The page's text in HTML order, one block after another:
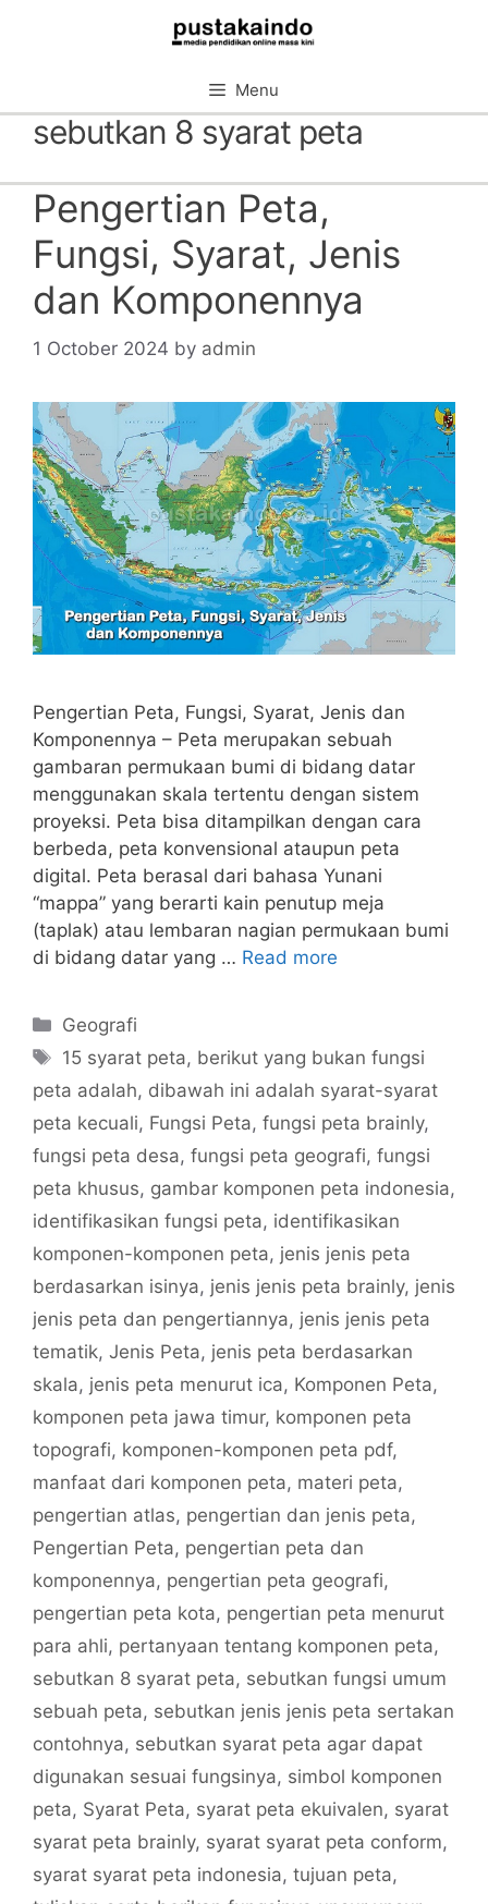
Menu
sebutkan 8 syarat peta
Pengertian Peta,
Fungsi, Syarat, Jenis
dan Komponennya
1 October 2024 by admin
Pengertian Peta, Fungsi, Syarat, Jenis dan
Komponennya – Peta merupakan sebuah
gambaran permukaan bumi di bidang datar
menggunakan skala tertentu dengan sistem
proyeksi. Peta bisa ditampilkan dengan cara
berbeda, peta konvensional ataupun peta
digital. Peta berasal dari bahasa Yunani
“mappa” yang berarti kain penutup meja
(taplak) atau lembaran nagian permukaan bumi
di bidang datar yang … Read more
Categories
Geografi
Tags
15 syarat peta, berikut yang bukan fungsi
peta adalah, dibawah ini adalah syarat-syarat
peta kecuali, Fungsi Peta, fungsi peta brainly,
fungsi peta desa, fungsi peta geografi, fungsi
peta khusus, gambar komponen peta indonesia,
identifikasikan fungsi peta, identifikasikan
komponen-komponen peta, jenis jenis peta
berdasarkan isinya, jenis jenis peta brainly, jenis
jenis peta dan pengertiannya, jenis jenis peta
tematik, Jenis Peta, jenis peta berdasarkan
skala, jenis peta menurut ica, Komponen Peta,
komponen peta jawa timur, komponen peta
topografi, komponen-komponen peta pdf,
manfaat dari komponen peta, materi peta,
pengertian atlas, pengertian dan jenis peta,
Pengertian Peta, pengertian peta dan
komponennya, pengertian peta geografi,
pengertian peta kota, pengertian peta menurut
para ahli, pertanyaan tentang komponen peta,
sebutkan 8 syarat peta, sebutkan fungsi umum
sebuah peta, sebutkan jenis jenis peta sertakan
contohnya, sebutkan syarat peta agar dapat
digunakan sesuai fungsinya, simbol komponen
peta, Syarat Peta, syarat peta ekuivalen, syarat
syarat peta brainly, syarat syarat peta conform,
syarat syarat peta indonesia, tujuan peta,